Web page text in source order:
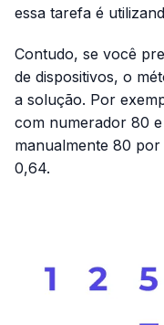
essa tarefa é
Contudo, se você
de dispositivos, o
a solução. Por
com numerador 80
manualmente 80 por
0,64.